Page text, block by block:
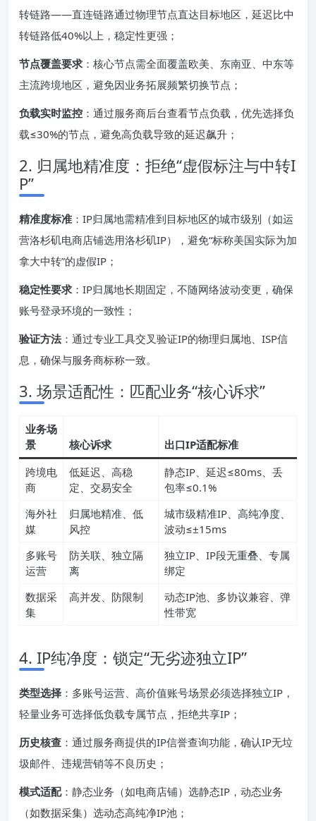
转链路——直连链路通过物理节点直达目标地区，延迟比中
转链路低40%以上，稳定性更强；
节点覆盖要求 ：核心节点需全面覆盖欧美、东南亚、中东等
主流跨境地区，避免因业务拓展频繁切换节点；
负载实时监控 ：通过服务商后台查看节点负载，优先选择负
载≤30%的节点，避免高负载导致的延迟飙升；
2. 归属地精准度：拒绝“虚假标注与中转I
P”
精准度标准 ：IP归属地需精准到目标地区的城市级别（如运
营洛杉矶电商店铺选用洛杉矶IP），避免“标称美国实际为加
拿大中转”的虚假IP；
稳定性要求 ：IP归属地长期固定，不随网络波动变更，确保
账号登录环境的一致性；
验证方法：通过专业工具交叉验证IP的物理归属地、ISP信
息，确保与服务商标称一致。
3. 场景适配性：匹配业务“核心诉求”
业务场
景
核心诉求
出口IP适配标准
跨境电
商
低延迟、高稳
定、交易安全
静态IP、延迟≤80ms、丢
包率≤0.1%
海外社
媒
归属地精准、低
风控
城市级精准IP、高纯净度、
波动≤±15ms
多账号
运营
防关联、独立隔
离
独立IP、IP段无重叠、专属
绑定
数据采
集
高并发、防限制
动态IP池、多协议兼容、弹
性带宽
4. IP纯净度：锁定“无劣迹独立IP”
类型选择 ：多账号运营、高价值账号场景必须选择独立IP，
轻量业务可选择低负载专属节点，拒绝共享IP；
历史核查 ：通过服务商提供的IP信誉查询功能，确认IP无垃
圾邮件、违规营销等不良历史；
模式适配：静态业务（如电商店铺）选静态IP，动态业务
（如数据采集）选动态高纯净IP池；